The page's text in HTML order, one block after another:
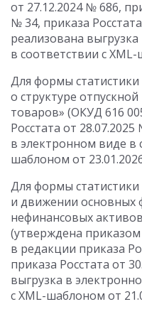
от 27.12.2024№ 686,
№ 34, приказа Росстата
реализована
в соответствии с
Для формы
о структуре
товаров» (ОКУД 616
Росстата от 28.07.2025
в электронном виде в
шаблоном от
Для формы
и движении основных
нефинансовых
(утверждена приказом
в редакции приказа
приказа Росстата от
выгрузка в
с XML-шаблоном от